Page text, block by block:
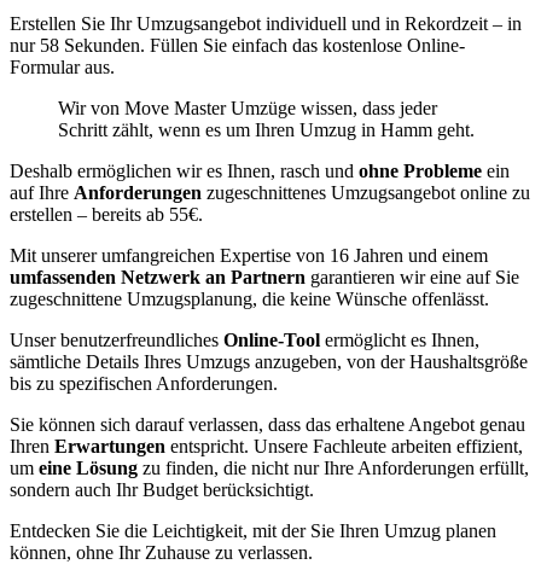
Erstellen Sie Ihr Umzugsangebot individuell und in Rekordzeit – in
nur 58 Sekunden. Füllen Sie einfach das kostenlose Online-
Formular aus.
Wir von Move Master Umzüge wissen, dass jeder
Schritt zählt, wenn es um Ihren Umzug in Hamm geht.
Deshalb ermöglichen wir es Ihnen, rasch und ohne Probleme ein
auf Ihre Anforderungen zugeschnittenes Umzugsangebot online zu
erstellen – bereits ab 55€.
Mit unserer umfangreichen Expertise von 16 Jahren und einem
umfassenden Netzwerk an Partnern garantieren wir eine auf Sie
zugeschnittene Umzugsplanung, die keine Wünsche offenlässt.
Unser benutzerfreundliches Online-Tool ermöglicht es Ihnen,
sämtliche Details Ihres Umzugs anzugeben, von der Haushaltsgröße
bis zu spezifischen Anforderungen.
Sie können sich darauf verlassen, dass das erhaltene Angebot genau
Ihren Erwartungen entspricht. Unsere Fachleute arbeiten effizient,
um eine Lösung zu finden, die nicht nur Ihre Anforderungen erfüllt,
sondern auch Ihr Budget berücksichtigt.
Entdecken Sie die Leichtigkeit, mit der Sie Ihren Umzug planen
können, ohne Ihr Zuhause zu verlassen.